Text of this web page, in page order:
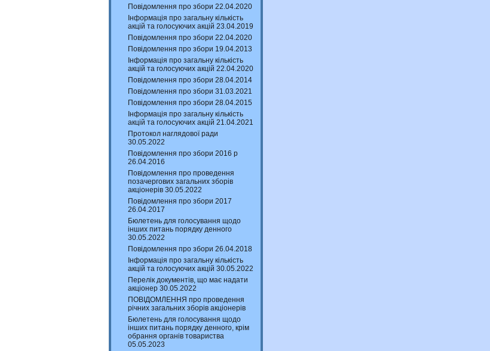
Повідомлення про збори 22.04.2020
Інформація про загальну кількість
акцій та голосуючих акцій 23.04.2019
Повідомлення про збори 22.04.2020
Повідомлення про збори 19.04.2013
Інформація про загальну кількість
акцій та голосуючих акцій 22.04.2020
Повідомлення про збори 28.04.2014
Повідомлення про збори 31.03.2021
Повідомлення про збори 28.04.2015
Інформація про загальну кількість
акцій та голосуючих акцій 21.04.2021
Протокол наглядової ради
30.05.2022
Повідомлення про збори 2016 р
26.04.2016
Повідомлення про проведення
позачергових загальних зборів
акціонерів 30.05.2022
Повідомлення про збори 2017
26.04.2017
Бюлетень для голосування щодо
інших питань порядку денного
30.05.2022
Повідомлення про збори 26.04.2018
Інформація про загальну кількість
акцій та голосуючих акцій 30.05.2022
Перелік документів, що має надати
акціонер 30.05.2022
ПОВІДОМЛЕННЯ про проведення
річних загальних зборів акціонерів
Бюлетень для голосування щодо
інших питань порядку денного, крім
обрання органів товариства
05.05.2023